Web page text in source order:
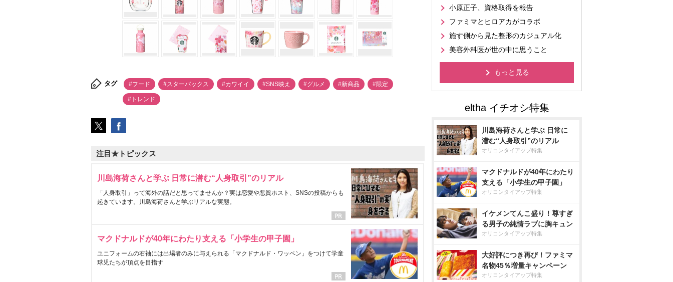
タグ #フード #スターバックス #カワイイ #SNS映え #グルメ #新商品 #限定
#トレンド
注目★トピックス
川島海荷さんと学ぶ 日常に潜む“人身取引”のリアル
「人身取引」って海外の話だと思ってませんか？実は恋愛や悪質ホスト、SNSの投稿からも
起きています。川島海荷さんと学ぶリアルな実態。
マクドナルドが40年にわたり支える「小学生の甲子園」
ユニフォームの右袖には出場者のみに与えられる「マクドナルド・ワッペン」をつけて学童
球児たちが頂点を目指す
小原正子、資格取得を報告
ファミマとヒロアカがコラボ
施す側から見た整形のカジュアル化
美容外科医が世の中に思うこと
もっと見る
川島海荷さんと学ぶ 日常に
潜む“人身取引”のリアル
オリコンタイアップ特集
マクドナルドが40年にわたり
支える「小学生の甲子園」
オリコンタイアップ特集
イケメンてんこ盛り！尊すぎ
る男子の純情ラブに胸キュン
オリコンタイアップ特集
大好評につき再び！ファミマ
名物45％増量キャンペーン
オリコンタイアップ特集